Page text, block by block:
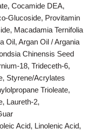
Cocamide DEA,
Glucoside, Provitamin
Macadamia Ternifolia
Oil, Argan Oil / Argania
Chinensis Seed
18, Trideceth-6,
Styrene/Acrylates
Trioleate,
Laureth-2,
Acid, Linolenic Acid,